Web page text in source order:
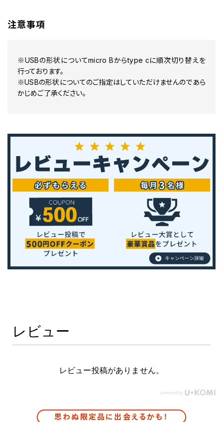
注意事項
※USBの形状についてmicro Bからtype cに順次切り替えを
行っております。
※USBの形状についてのご指定はしていただけませんのであら
かじめご了承ください。
レビュー
レビュー投稿がありません。
思わぬ限定品に出会えるかも！